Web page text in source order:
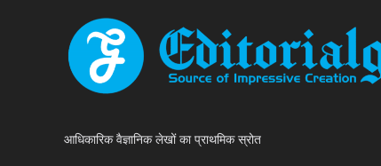
आधिकारिक वैज्ञानिक लेखों का प्राथमिक स्रोत